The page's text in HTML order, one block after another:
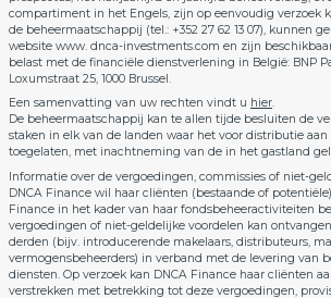
compartiment in het Engels, zijn op eenvoudig verzoek
de beheermaatschappij (tel.: +352 27 62 13 07), kunnen
website www. dnca-investments.com en zijn
belast met de financiële dienstverlening in België: BNP
Loxumstraat 25, 1000 Brussel.
Een samenvatting van uw rechten vindt u hier.
De beheermaatschappij kan te allen tijde besluiten de
staken in elk van de landen waar het voor distributie
toegelaten, met inachtneming van de in het gastland
Informatie over de vergoedingen, commissies of niet-
DNCA Finance wil haar cliënten (bestaande of
Finance in het kader van haar fondsbeheeractiviteiten
vergoedingen of niet-geldelijke voordelen kan
derden (bijv. introducerende makelaars, distributeurs,
vermogensbeheerders) in verband met de levering van
diensten. Op verzoek kan DNCA Finance haar cliënten
verstrekken met betrekking tot deze vergoedingen,